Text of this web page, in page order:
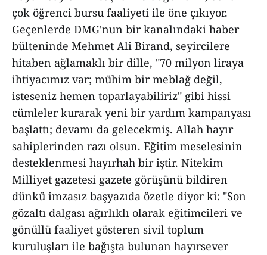
çok öğrenci bursu faaliyeti ile öne çıkıyor.
Geçenlerde DMG'nun bir kanalındaki haber
bülteninde Mehmet Ali Birand, seyircilere
hitaben ağlamaklı bir dille, "70 milyon liraya
ihtiyacımız var; mühim bir meblağ değil,
isteseniz hemen toparlayabiliriz" gibi hissi
cümleler kurarak yeni bir yardım kampanyası
başlattı; devamı da gelecekmiş. Allah hayır
sahiplerinden razı olsun. Eğitim meselesinin
desteklenmesi hayırhah bir iştir. Nitekim
Milliyet gazetesi gazete görüşünü bildiren
dünkü imzasız başyazıda özetle diyor ki: "Son
gözaltı dalgası ağırlıklı olarak eğitimcileri ve
gönüllü faaliyet gösteren sivil toplum
kuruluşları ile bağışta bulunan hayırsever